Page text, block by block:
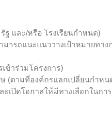
ฐ และ/หรือ โรงเรียนกำหนด)
มารถแนะแนววางเป้าหมายทา
ข้าร่วมโครงการ)
(ตามที่องค์กรแลกเปลี่ยนกำหน
เปิดโอกาสให้มีทางเลือกในก